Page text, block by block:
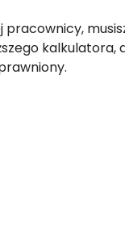
kalkulatora,